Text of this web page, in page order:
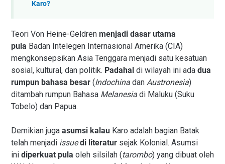
Karo?
Teori Von Heine-Geldren menjadi dasar utama
pula Badan Intelegen Internasional Amerika (CIA)
mengkonsepsikan Asia Tenggara menjadi satu kesatuan
sosial, kultural, dan politik. Padahal di wilayah ini ada dua
rumpun bahasa besar (Indochina dan Austronesia)
ditambah rumpun Bahasa Melanesia di Maluku (Suku
Tobelo) dan Papua.
Demikian juga asumsi kalau Karo adalah bagian Batak
telah menjadi issue di literatur sejak Kolonial. Asumsi
ini diperkuat pula oleh silsilah (tarombo) yang dibuat oleh